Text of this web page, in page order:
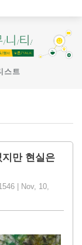
스트
만 현실은
| Nov, 10,